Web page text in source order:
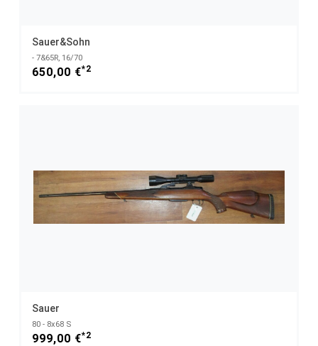
Sauer&Sohn
- 7&65R, 16/70
650,00 €*2
Sauer
80 - 8x68 S
999,00 €*2